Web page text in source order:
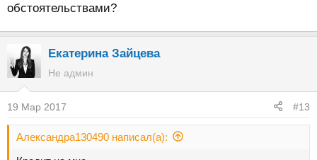
обстоятельствами?
Екатерина Зайцева
Не админ
19 Мар 2017 #13
Александра130490 написал(а):